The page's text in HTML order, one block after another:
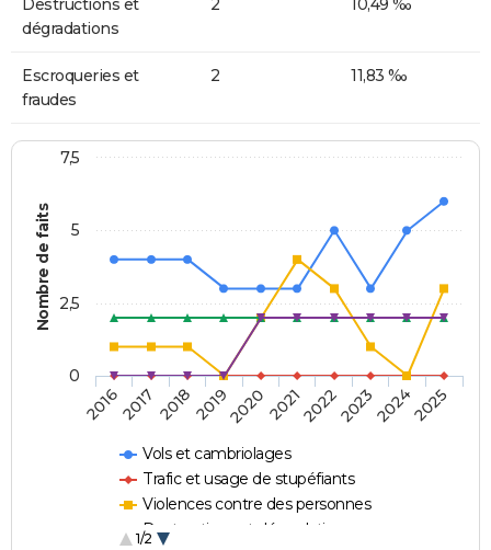
Destructions et
dégradations
2 10,49 ‰
Escroqueries et
fraudes
2 11,83 ‰
Nombre de faits
Vols et cambriolages
Trafic et usage de stupéfiants
Violences contre des personnes
Destructions et dégradations
1/2
20162017 20182019202020212022202320242025
0
2,5
5
7,5